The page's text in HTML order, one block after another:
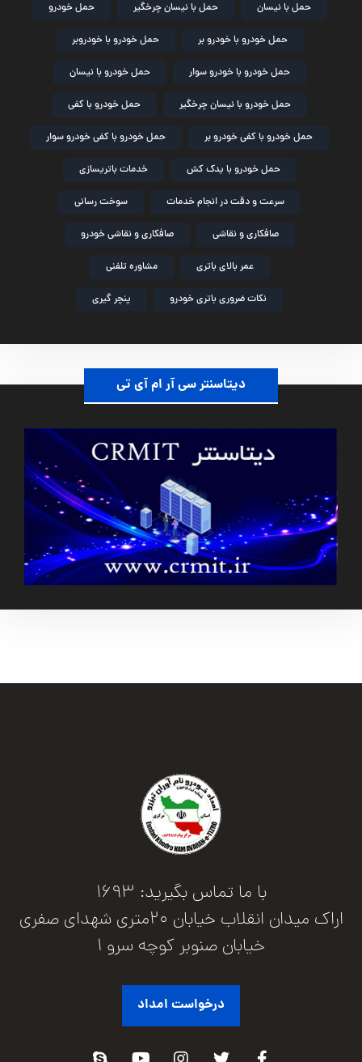
حمل با نیسان حمل با نیسان چرخگیر حمل خودرو
حمل خودرو با خودرو بر حمل خودرو با خودروبر
حمل خودرو با خودرو سوار حمل خودرو با نیسان
حمل خودرو با نیسان چرخگیر حمل خودرو با کفی
حمل خودرو با کفی خودرو بر حمل خودرو با کفی خودرو سوار
حمل خودرو با یدک کش خدمات باتریسازی
سرعت و دقت در انجام خدمات سوخت رسانی
صافکاری و نقاشی صافکاری و نقاشی خودرو
عمر بالای باتری مشاوره تلفنی
نکات ضروری باتری خودرو پنچر گیری
دیتاسنتر سی آر ام آی تی
با ما تماس بگیرید: 1693
اراک میدان انقلاب خیابان 20متری شهدای صفری
خیابان صنوبر کوچه سرو 1
درخواست امداد